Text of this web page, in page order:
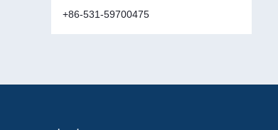
+86-531-59700475